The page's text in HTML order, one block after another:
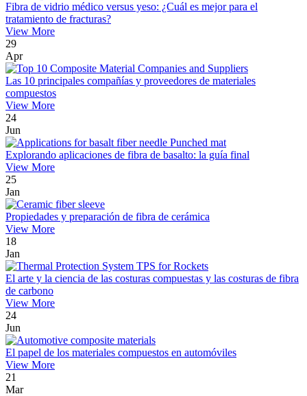
Fibra de vidrio médico versus yeso: ¿Cuál es mejor para el
tratamiento de fracturas?
View More
29
Apr
Las 10 principales compañías y proveedores de materiales
compuestos
View More
24
Jun
Explorando aplicaciones de fibra de basalto: la guía final
View More
25
Jan
Propiedades y preparación de fibra de cerámica
View More
18
Jan
El arte y la ciencia de las costuras compuestas y las costuras de fibra
de carbono
View More
24
Jun
El papel de los materiales compuestos en automóviles
View More
21
Mar